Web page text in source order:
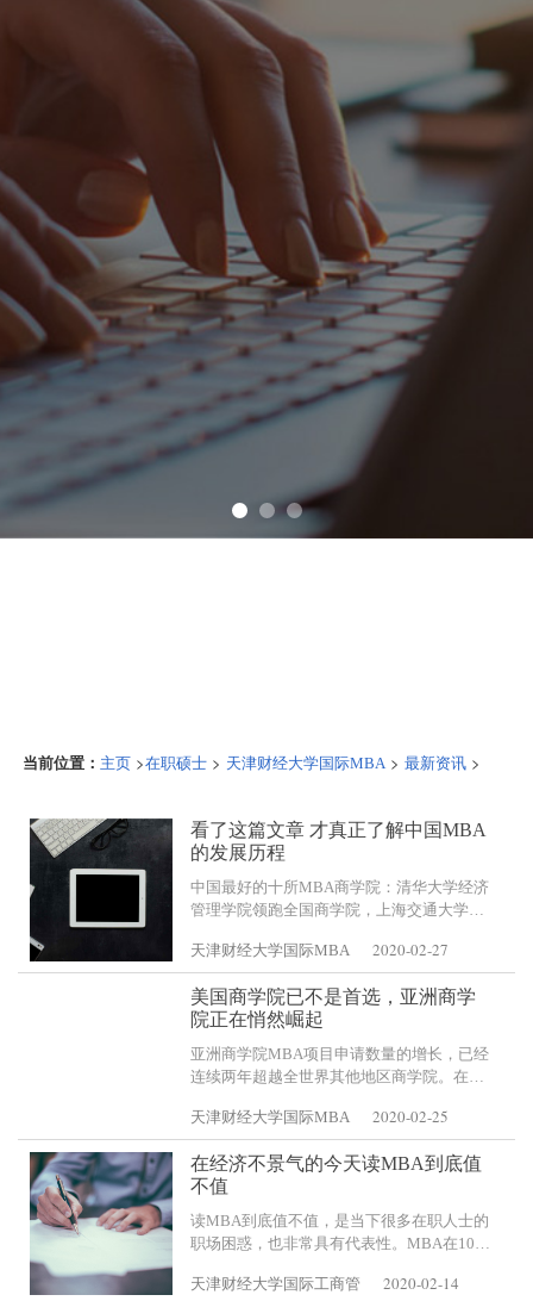
当前位置： 主页 >在职硕士 > 天津财经大学国际MBA >最新资讯 >
看了这篇文章 才真正了解中国MBA
的发展历程
中国最好的十所MBA商学院：清华大学经济
管理学院领跑全国商学院，上海交通大学安
分别位列第二名和第三名。复旦大学管理学
院（第四名）、中山大
天津财经大学国际MBA 2020-02-27
美国商学院已不是首选，亚洲商学
院正在悄然崛起
亚洲商学院MBA项目申请数量的增长，已经
连续两年超越全世界其他地区商学院。在中
5.2%，其中本地学生的数量增加了6.8%，而
国际申请的数量也增加了3.9%。分析认为，
人数的增长并
天津财经大学国际MBA 2020-02-25
在经济不景气的今天读MBA到底值
不值
读MBA到底值不值，是当下很多在职人士的
职场困惑，也非常具有代表性。MBA在10年
MBA报考人数的不断增加，MBA的光环已
天津财经大学国际工商管 2020-02-14